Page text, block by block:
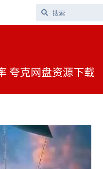
夸克网盘资源下载